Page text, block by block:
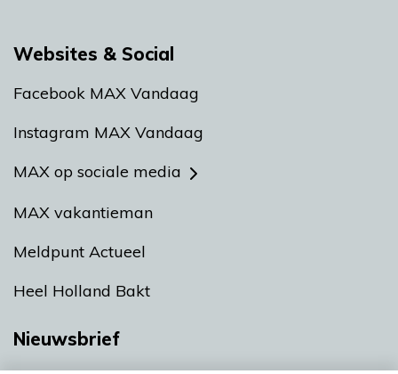
Websites & Social
Facebook MAX Vandaag
Instagram MAX Vandaag
MAX op sociale media
MAX vakantieman
Meldpunt Actueel
Heel Holland Bakt
Nieuwsbrief